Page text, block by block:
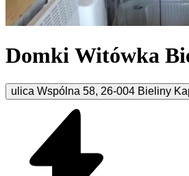
Domki Witówka
ulica Wspólna 58, 26-004 Bieliny